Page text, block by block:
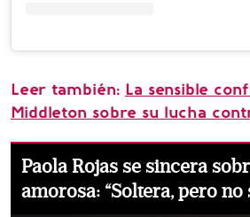
Leer también: La sensible
Middleton sobre su lucha
Paola Rojas se sincera
amorosa: “Soltera, pero no